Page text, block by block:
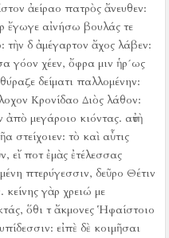
ἀείραο πατρὸς ἄνευθεν:
ἔγωγε αἰνήσω βουλάς τε
τὴν δ ἀμέγαρτον ἄχος λάβεν:
γόον χέεν, ὄφρα μιν ἡρ´ως
δείματι παλλομένην:
Κρονίδαο Διὸς λάθον:
ἀπὸ μεγάροιο κιόντας. αὐτὴ
στείχοιεν: τὸ καὶ αὖτις
εἴ ποτ ἐμὰς ἐτέλεσσας
πτερύγεσσιν, δεῦρο Θέτιν
κείνης γὰρ χρειώ με
ὅθι τ ἄκμονες Ἡφαίστοιο
εἰπὲ δὲ κοιμῆσαι